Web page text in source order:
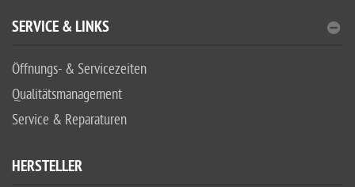
SERVICE & LINKS
Öffnungs- & Servicezeiten
Qualitätsmanagement
Service & Reparaturen
HERSTELLER